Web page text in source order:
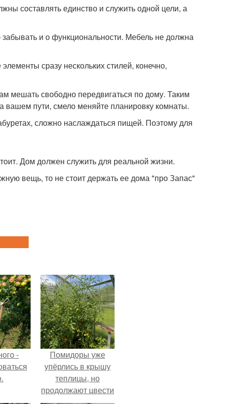
составлять единство и служить одной цели, а
и о функциональности. Мебель не должна
сразу нескольких стилей, конечно,
мешать свободно передвигаться по дому. Таким
вашем пути, смело меняйте планировку комнаты.
сложно наслаждаться пищей. Поэтому для
Дом должен служить для реальной жизни.
вещь, то не стоит держать ее дома "про Запас"
-
Помидоры уже
упёрлись в крышу
теплицы, но
продолжают цвести